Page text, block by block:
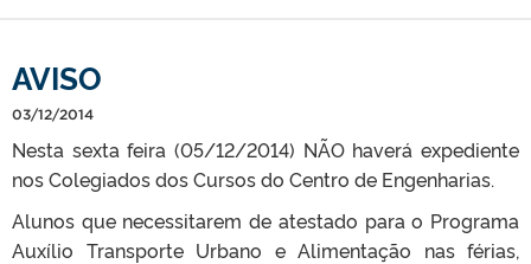
AVISO
03/12/2014
Nesta sexta feira (05/12/2014) NÃO haverá expediente
nos Colegiados dos Cursos do Centro de Engenharias.
Alunos que necessitarem de atestado para o Programa
Auxílio Transporte Urbano e Alimentação nas férias,